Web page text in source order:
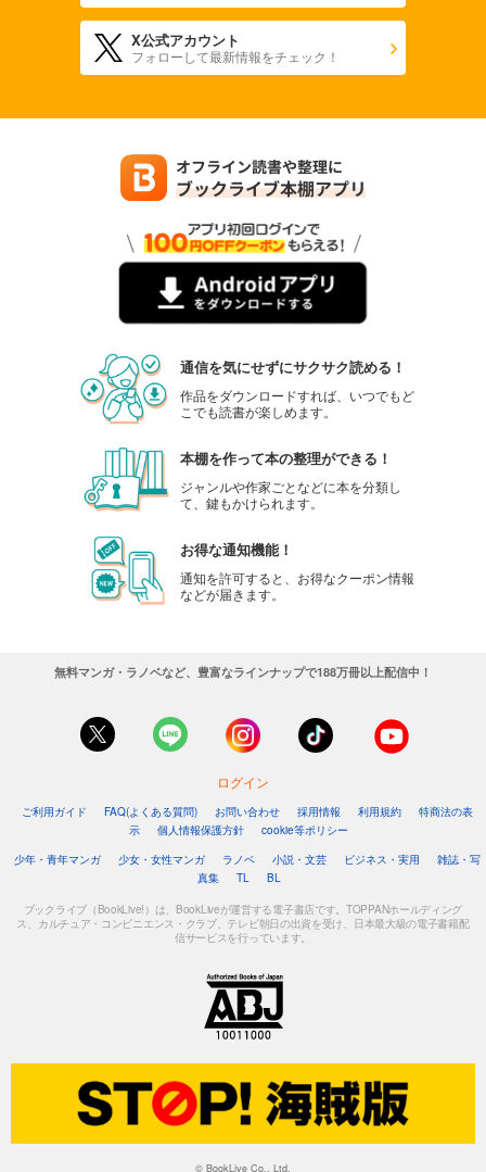
X公式アカウント
フォローして最新情報をチェック！
通信を気にせずにサクサク読める！
作品をダウンロードすれば、いつでもど
こでも読書が楽しめます。
本棚を作って本の整理ができる！
ジャンルや作家ごとなどに本を分類し
て、鍵もかけられます。
お得な通知機能！
通知を許可すると、お得なクーポン情報
などが届きます。
無料マンガ・ラノベなど、豊富なラインナップで188万冊以上配信中！
ログイン
ご利用ガイド FAQ(よくある質問) お問い合わせ 採用情報 利用規約
特商法の表
示
個人情報保護方針
cookie等ポリシー
少年・青年マンガ
少女・女性マンガ ラノベ 小説・文芸 ビジネス・実用
雑誌・写
真集
TL BL
ブックライブ（BookLive!）は、BookLiveが運営する電子書店です。TOPPANホールディング
ス、カルチュア・コンビニエンス・クラブ、テレビ朝日の出資を受け、日本最大級の電子書籍配
信サービスを行っています。
© BookLive Co., Ltd.